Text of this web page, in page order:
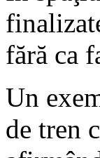
fără ca
Un
de tren